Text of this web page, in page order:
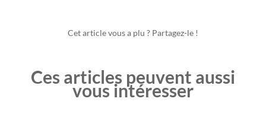
Cet article vous a plu ? Partagez-le !
Ces articles peuvent aussi
vous intéresser